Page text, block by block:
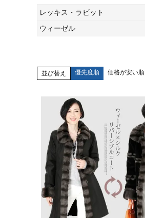
レッキス・ラビット
ウィーゼル
並び替え 優先度順 価格が安い順